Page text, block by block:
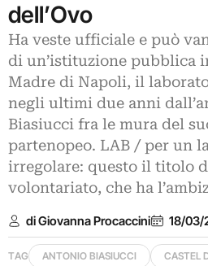
dell’Ovo
Ha veste ufficiale e può
di un’istituzione pubblica
Madre di Napoli, il
negli ultimi due anni
Biasiucci fra le mura del
partenopeo. LAB / per un
irregolare: questo il titolo
volontariato, che ha
di Giovanna Procaccini 18/03/
TAG ANTONIO BIASIUCCI CASTEL